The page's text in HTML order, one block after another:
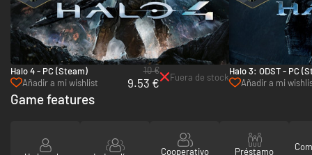
Halo 4 - PC (Steam)
Añadir a mi wishlist
10 €
9.53 € Fuera de stock
Halo 3: ODST - PC
Añadir a mi
Game features
Cooperativo
Préstamo